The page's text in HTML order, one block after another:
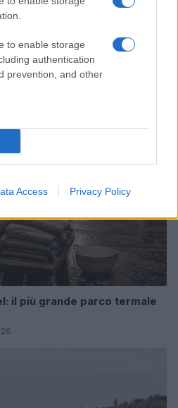
to enable storage
authentication
prevention, and other
Access Privacy Policy
barocca più elegante della
il più grande parco termale